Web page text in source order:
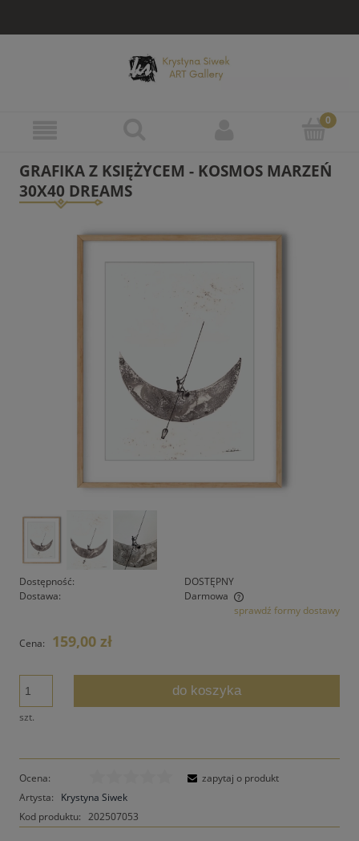
GRAFIKA Z KSIĘŻYCEM - KOSMOS MARZEŃ
30X40 DREAMS
Dostępność:
DOSTĘPNY
Dostawa:
Darmowa
Cena nie zawiera ewentualnych kosztów płatnościsprawdź formy dostawy
Cena: 159,00 zł
szt.
do koszyka
Ocena:
Artysta:
Krystyna Siwek
Kod produktu: 202507053
zapytaj o produkt